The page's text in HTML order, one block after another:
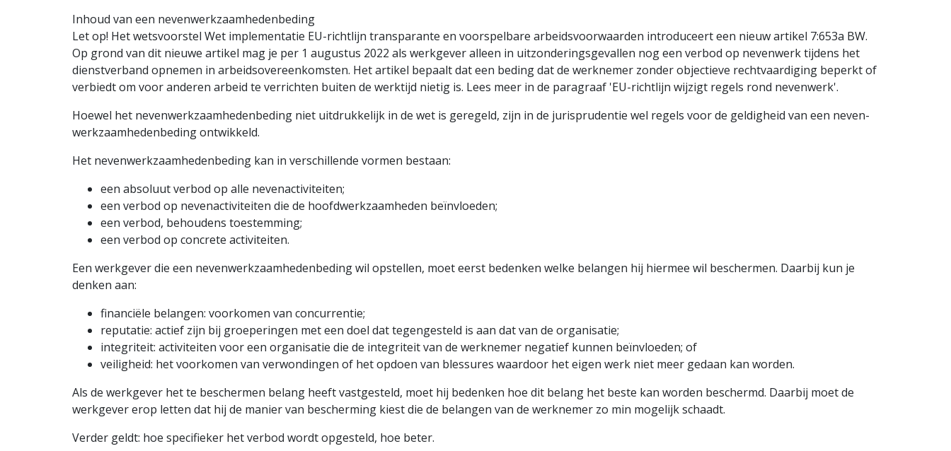
Inhoud van een nevenwerkzaamhedenbeding
Let op! Het wetsvoorstel Wet implementatie EU-richtlijn transparante en voorspelbare arbeidsvoorwaarden introduceert een nieuw artikel 7:653a BW.
Op grond van dit nieuwe artikel mag je per 1 augustus 2022 als werkgever alleen in uitzonderings­gevallen nog een verbod op nevenwerk tijdens het
dienstverband opnemen in arbeids­overeenkomsten. Het artikel bepaalt dat een beding dat de werknemer zonder objectieve rechtvaardiging beperkt of
verbiedt om voor anderen arbeid te verrichten buiten de werktijd nietig is. Lees meer in de paragraaf 'EU-richtlijn wijzigt regels rond nevenwerk'.
Hoewel het neven­werkzaam­heden­beding niet uitdrukkelijk in de wet is geregeld, zijn in de jurisprudentie wel regels voor de geldigheid van een neven­
werkzaam­heden­beding ontwikkeld.
Het nevenwerkzaamhedenbeding kan in verschillende vormen bestaan:
een absoluut verbod op alle nevenactiviteiten;
een verbod op nevenactiviteiten die de hoofdwerkzaamheden beïnvloeden;
een verbod, behoudens toestemming;
een verbod op concrete activiteiten.
Een werkgever die een nevenwerkzaamhedenbeding wil opstellen, moet eerst bedenken welke belangen hij hiermee wil beschermen. Daarbij kun je
denken aan:
financiële belangen: voorkomen van concurrentie;
reputatie: actief zijn bij groeperingen met een doel dat tegengesteld is aan dat van de organisatie;
integriteit: activiteiten voor een organisatie die de integriteit van de werknemer negatief kunnen beïnvloeden; of
veiligheid: het voorkomen van verwondingen of het opdoen van blessures waardoor het eigen werk niet meer gedaan kan worden.
Als de werkgever het te beschermen belang heeft vastgesteld, moet hij bedenken hoe dit belang het beste kan worden beschermd. Daarbij moet de
werkgever erop letten dat hij de manier van bescherming kiest die de belangen van de werknemer zo min mogelijk schaadt.
Verder geldt: hoe specifieker het verbod wordt opgesteld, hoe beter.